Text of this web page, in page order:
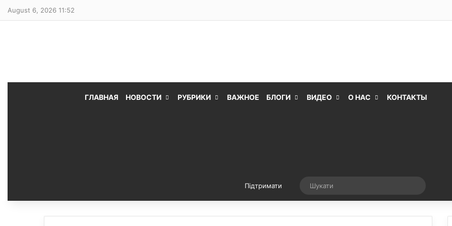
August 6, 2026 11:52
ГЛАВНАЯ НОВОСТИ РУБРИКИ ВАЖНОЕ БЛОГИ ВИДЕО О НАС КОНТАКТЫ
Підтримати Випадкова стаття